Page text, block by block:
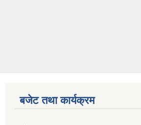
बजेट तथा कार्यक्रम